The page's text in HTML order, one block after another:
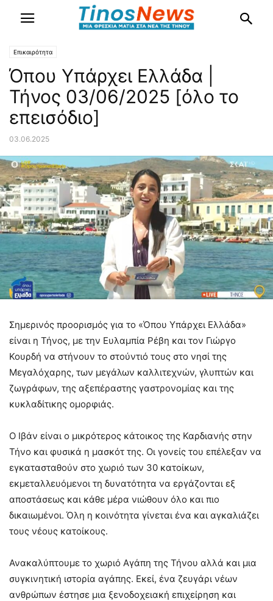
Επικαιρότητα
Όπου Υπάρχει Ελλάδα |
Τήνος 03/06/2025 [όλο το
επεισόδιο]
03.06.2025
Σημερινός προορισμός για το «Όπου Υπάρχει Ελλάδα»
είναι η Τήνος, με την Ευλαμπία Ρέβη και τον Γιώργο
Κουρδή να στήνουν το στούντιό τους στο νησί της
Μεγαλόχαρης, των μεγάλων καλλιτεχνών, γλυπτών και
ζωγράφων, της αξεπέραστης γαστρονομίας και της
κυκλαδίτικης ομορφιάς.
Ο Ιβάν είναι ο μικρότερος κάτοικος της Καρδιανής στην
Τήνο και φυσικά η μασκότ της. Οι γονείς του επέλεξαν να
εγκατασταθούν στο χωριό των 30 κατοίκων,
εκμεταλλευόμενοι τη δυνατότητα να εργάζονται εξ
αποστάσεως και κάθε μέρα νιώθουν όλο και πιο
δικαιωμένοι. Όλη η κοινότητα γίνεται ένα και αγκαλιάζει
τους νέους κατοίκους.
Ανακαλύπτουμε το χωριό Αγάπη της Τήνου αλλά και μια
συγκινητική ιστορία αγάπης. Εκεί, ένα ζευγάρι νέων
ανθρώπων έστησε μια ξενοδοχειακή επιχείρηση και